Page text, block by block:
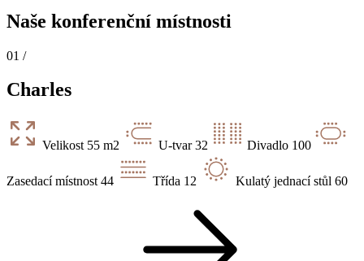
Naše konferenční místnosti
01 /
Charles
Velikost 55 m2 U-tvar 32 Divadlo 100
Zasedací místnost 44 Třída 12 Kulatý jednací stůl 60